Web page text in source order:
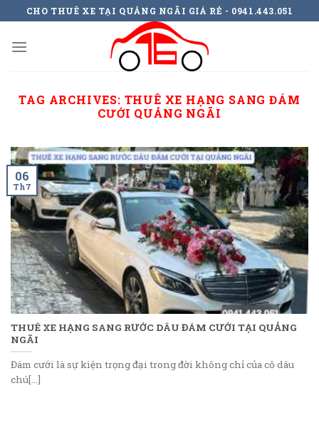
to
content
CHO THUÊ XE TẠI QUẢNG NGÃI GIÁ RẺ - 0941.443.051
TAG ARCHIVES: THUÊ XE HẠNG SANG ĐÁM
CƯỚI QUẢNG NGÃI
THUÊ XE HẠNG SANG RƯỚC DÂU ĐÁM CƯỚI TẠI QUẢNG
NGÃI
Đám cưới là sự kiện trọng đại trong đời không chỉ của cô dâu
chú[...]
06
Th7